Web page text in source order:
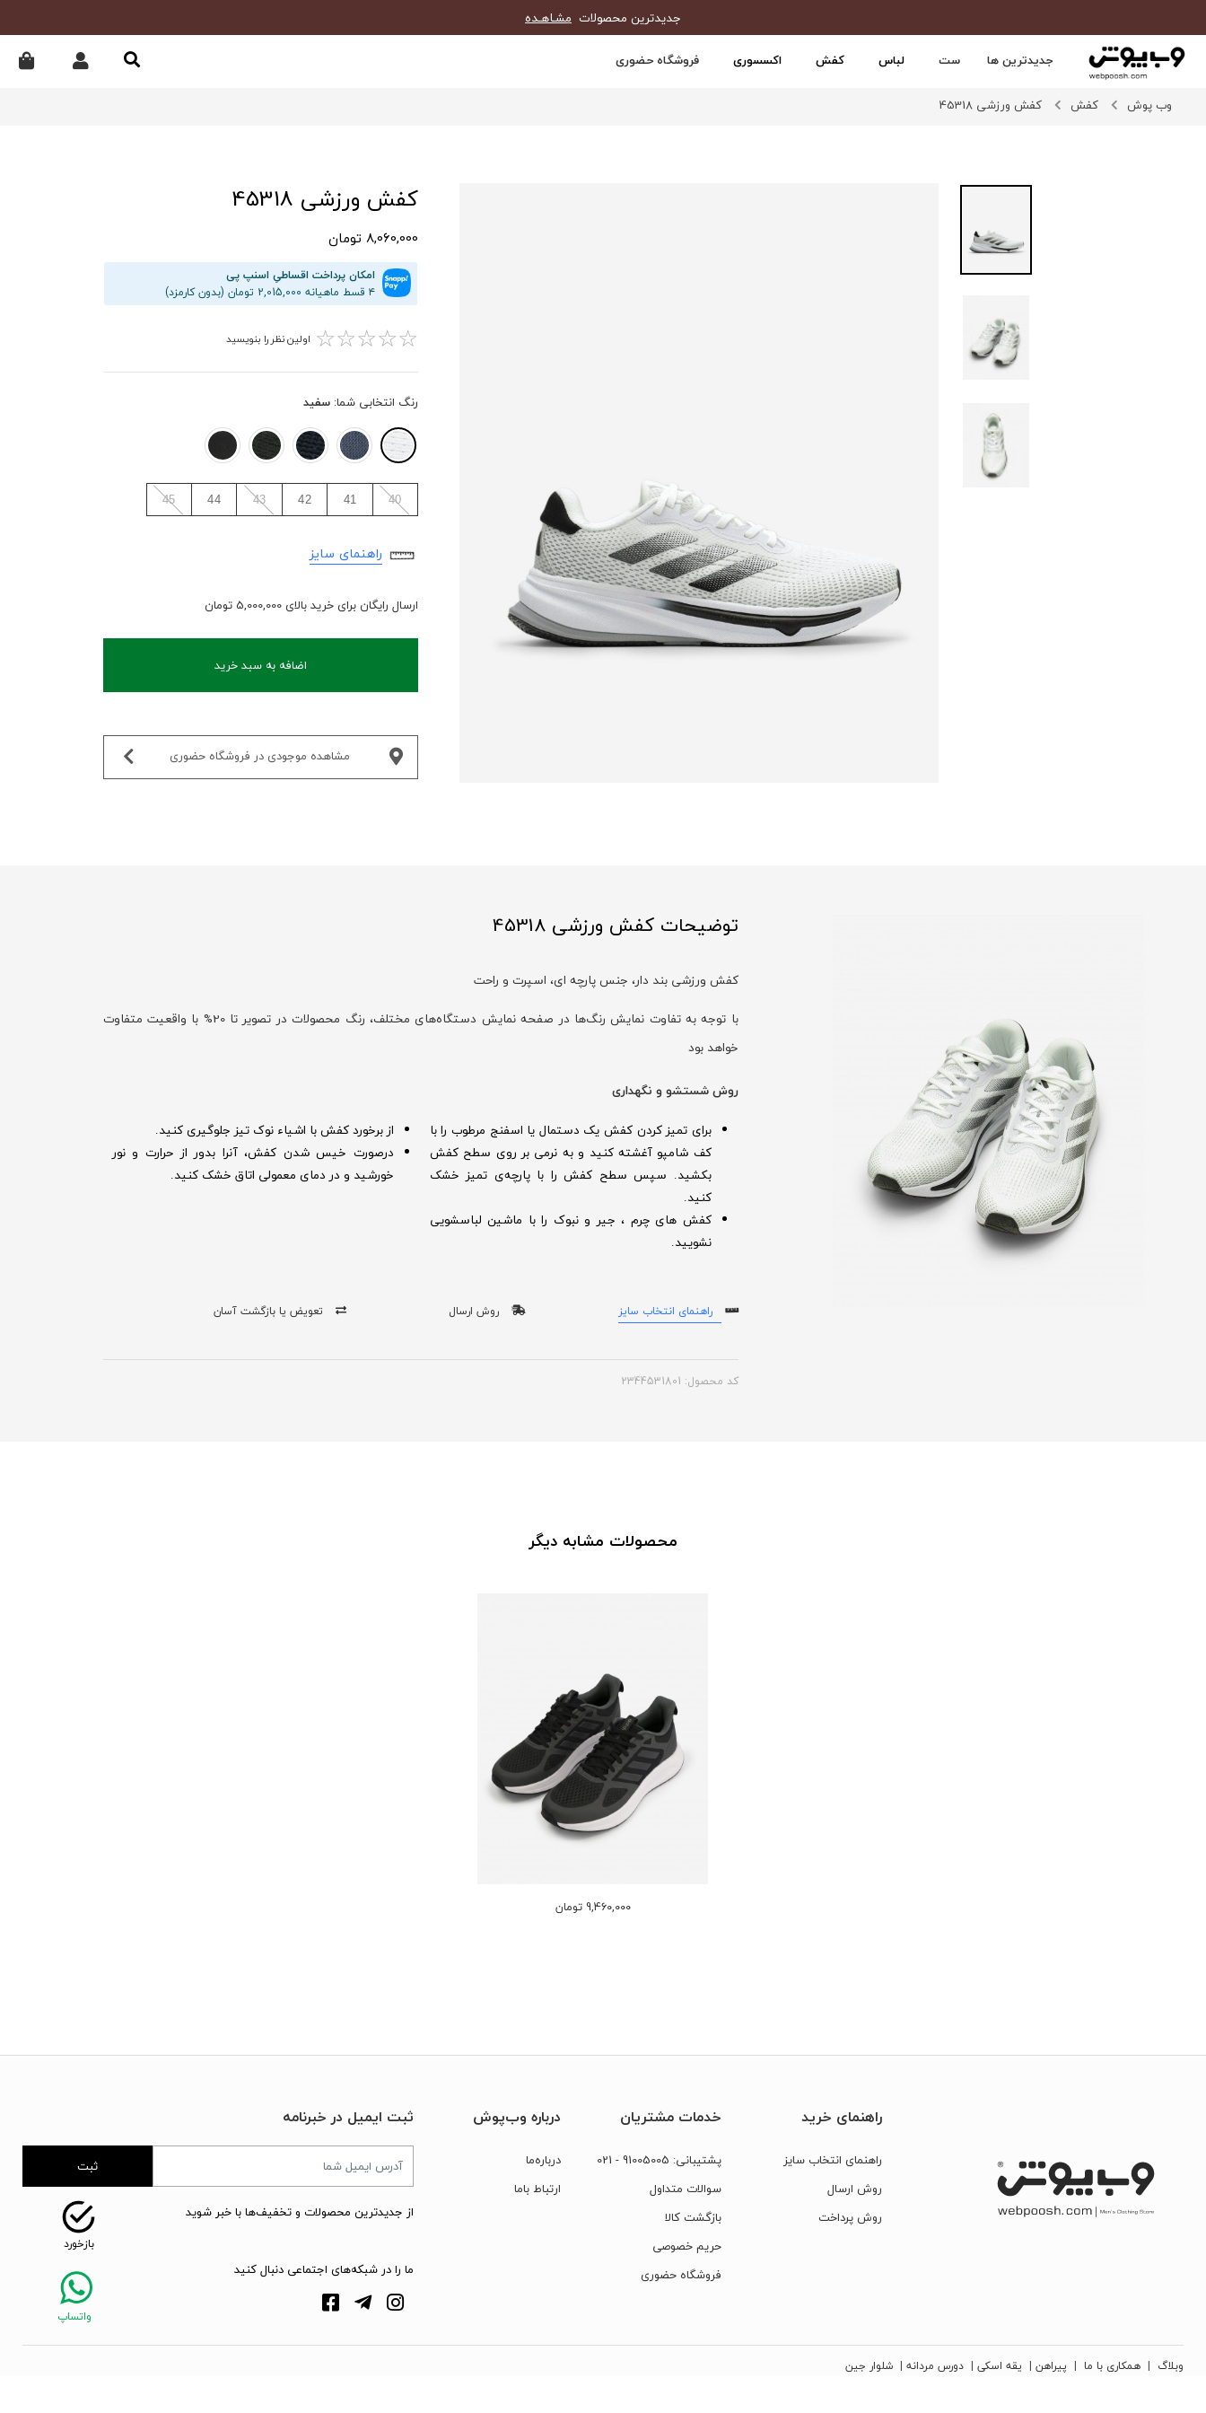
جدیدترین محصولات مشـاهـده
جدیدترین ها ست لباس کفش اکسسوری فروشگاه حضوری
وب پوش کفش کفش ورزشی 45318
کفش ورزشی 45318
8,060,000 تومان
امکان پرداخت اقساطیِ اسنپ پی
۴ قسط ماهیانه 2,015,000 تومان (بدون کارمزد)
☆
☆
☆
☆
☆ اولین نظر را بنویسید
رنگ انتخابی شما: سفید
40
41
42
43
44
45
راهنمای سایز
ارسال رایگان برای خرید بالای 5,000,000 تومان
اضافه به سبد خرید
مشاهده موجودی در فروشگاه حضوری‌
توضیحات کفش ورزشی 45318
کفش ورزشی بند‌ دار، جنس پارچه ای، اسپرت و راحت
با توجه به تفاوت نمایش رنگ‌ها در صفحه نمایش دستگاه‌های مختلف، رنگ محصولات در تصویر تا 20% با واقعیت متفاوت
خواهد بود
روش شستشو و نگهداری
برای تمیز کردن کفش یک دستمال یا اسفنج مرطوب را با
کف شامپو آغشته کنید و به نرمی بر روی سطح کفش
بکشید. سپس سطح کفش را با پارچه‌ی تمیز خشک
کنید.
کفش های چرم ، جیر و نبوک را با ماشین لباسشویی
نشویید.
از برخورد کفش با اشیاء نوک تیز جلوگیری کنید.
درصورت خیس شدن کفش‌، آنرا بدور از حرارت و نور
خورشید و در دمای معمولی اتاق خشک کنید.
راهنمای انتخاب سایز روش ارسال تعویض یا بازگشت آسان
کد محصول: 2344531801
محصولات مشابه دیگر
9,460,000 تومان
راهنمای خرید
راهنمای انتخاب سایز
روش ارسال
روش پرداخت
خدمات مشتریان
پشتیبانی: 91005005
- 021
سوالات متداول
بازگشت کالا
حریم خصوصی
فروشگاه حضوری
درباره وب‌پوش
درباره‌ما
ارتباط‌ با‌ما
ثبت ایمیل در خبرنامه
ثبت
از جدیدترین محصولات و تخفیف‌ها با خبر شوید
ما را در شبکه‌های اجتماعی دنبال کنید
وبلاگ | همکاری با ما | پیراهن | یقه اسکی | دورس مردانه | شلوار جین